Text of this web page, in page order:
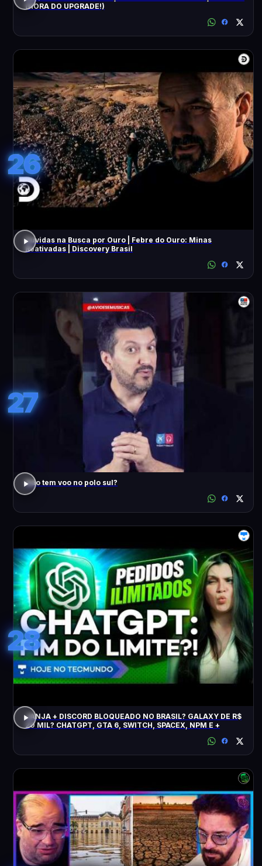
(HORA DO UPGRADE!)
26
Dúvidas na Busca por Ouro | Febre do Ouro: Minas
Reativadas | Discovery Brasil
27
Não tem voo no polo sul?
28
JANJA + DISCORD BLOQUEADO NO BRASIL? GALAXY DE R$
20 MIL? CHATGPT, GTA 6, SWITCH, SPACEX, NPM E +